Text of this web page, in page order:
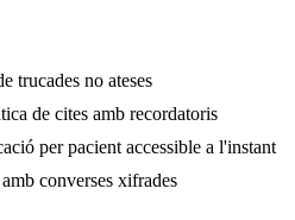
trucades no ateses
de cites amb recordatoris
per pacient accessible a l'instant
converses xifrades